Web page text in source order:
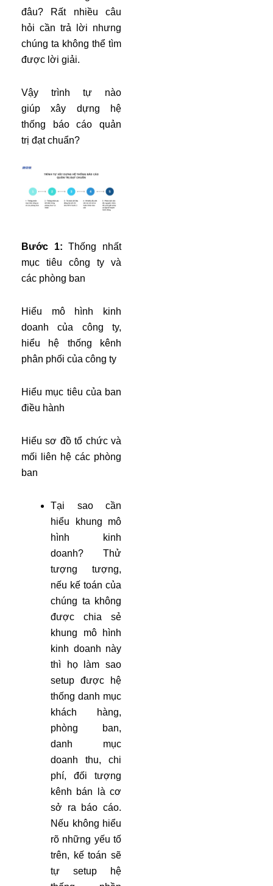
đâu? Rất nhiều câu
hỏi cần trả lời nhưng
chúng ta không thể tìm
được lời giải.
Vậy trình tự nào
giúp xây dựng hệ
thống báo cáo quản
trị đạt chuẩn?
Bước 1:Thống nhất
mục tiêu công ty và
các phòng ban
Hiểu mô hình kinh
doanh của công ty,
hiểu hệ thống kênh
phân phối của công ty
Hiểu mục tiêu của ban
điều hành
Hiểu sơ đồ tổ chức và
mối liên hệ các phòng
ban
Tại sao cần
hiểu khung mô
hình kinh
doanh? Thử
tượng tượng,
nếu kế toán của
chúng ta không
được chia sẻ
khung mô hình
kinh doanh này
thì họ làm sao
setup được hệ
thống danh mục
khách hàng,
phòng ban,
danh mục
doanh thu, chi
phí, đối tượng
kênh bán là cơ
sở ra báo cáo.
Nếu không hiểu
rõ những yếu tố
trên, kế toán sẽ
tự setup hệ